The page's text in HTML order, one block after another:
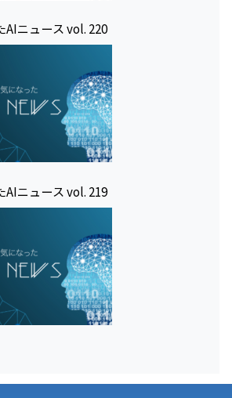
AIニュース vol. 220
AIニュース vol. 219